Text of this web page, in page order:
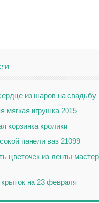
из шаров на свадьбу
мягкая игрушка 2015
корзинка кролики
панели ваз 21099
цветочек из ленты мастер
на 23 февраля